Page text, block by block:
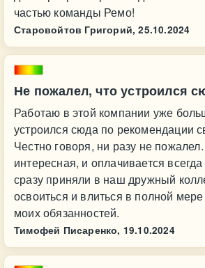
частью команды Ремо!
Старовойтов Григорий, 25.10.2024
Не пожалел, что устроился
Работаю в этой компании уже
устроился сюда по рекомендации
Честно говоря, ни разу не
интересная, и оплачивается
сразу приняли в наш дружный
освоиться и влиться в полной
моих обязанностей.
Тимофей Писаренко, 19.10.2024